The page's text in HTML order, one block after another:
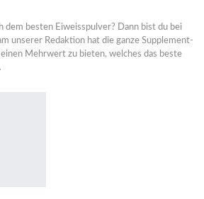
dem besten Eiweisspulver? Dann bist du bei
unserer Redaktion hat die ganze Supplement-
Mehrwert zu bieten, welches das beste